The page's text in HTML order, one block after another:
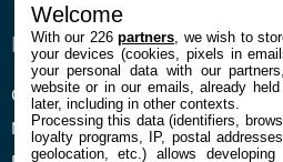
ENTREPRISE
Confidentialité et Cookies
Mentions légales et CGU
À
Welcome
With our 226partners , we wish to
your devices (cookies, pixels in
your personal data with our
website or in our emails, already
later, including in other contexts.
Processing this data (identifiers,
loyalty programs, IP, postal
geolocation, etc.) allows